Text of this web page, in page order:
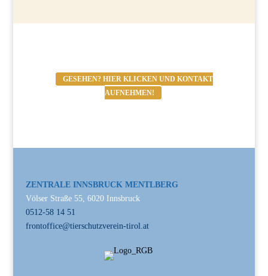
GESEHEN? HIER KLICKEN UND KONTAKT
AUFNEHMEN!
ZENTRALE INNSBRUCK MENTLBERG
Völser Straße 55, 6020 Innsbruck
0512-58 14 51
frontoffice@tierschutzverein-tirol.at